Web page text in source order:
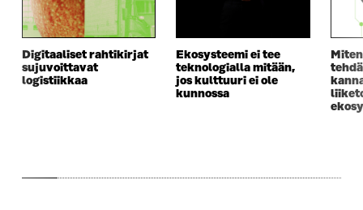
Digitaaliset rahtikirjat
sujuvoittavat
logistiikkaa
Ekosysteemi ei tee
teknologialla mitään,
jos kulttuuri ei ole
kunnossa